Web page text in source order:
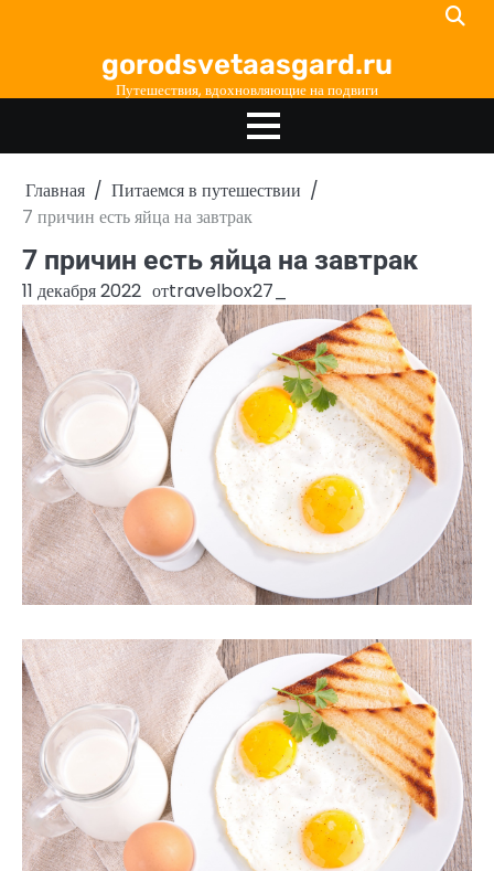
gorodsvetaasgard.ru
Путешествия, вдохновляющие на подвиги
Главная
Питаемся в путешествии
7 причин есть яйца на завтрак
7 причин есть яйца на завтрак
11 декабря 2022 отtravelbox27_